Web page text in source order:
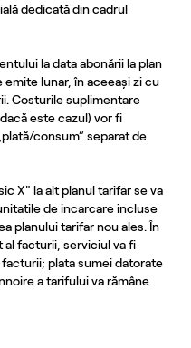
dedicată din cadrul
la data abonării la plan
emite lunar, în aceeași zi cu
Costurile suplimentare
este cazul) vor fi
consum” separat de
X" la alt planul tarifar se va
de incarcare incluse
planului tarifar nou ales. În
al facturii, serviciul va fi
plata sumei datorate
a tarifului va rămâne